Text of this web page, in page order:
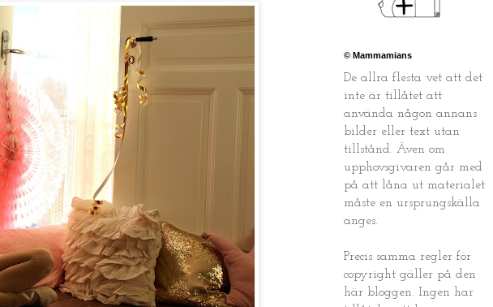
© Mammamians
De allra flesta vet att det
inte är tillåtet att
använda någon annans
bilder eller text utan
tillstånd. Även om
upphovsgivaren går med
på att låna ut materialet
måste en ursprungskälla
anges.
Precis samma regler för
copyright gäller på den
här bloggen. Ingen har